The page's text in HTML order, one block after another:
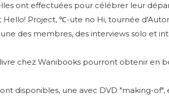
ont effectuées pour célébrer leur
Project, ℃-ute no Hi, tournée
des membres, des interviews solo et
chez Wanibooks pourront obtenir en
disponibles, une avec DVD "making-